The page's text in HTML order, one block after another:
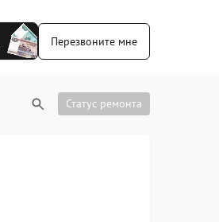
Перезвоните мне
Статус ремонта